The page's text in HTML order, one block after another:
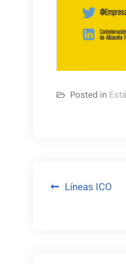
Posted in
Navegación
Líneas ICO